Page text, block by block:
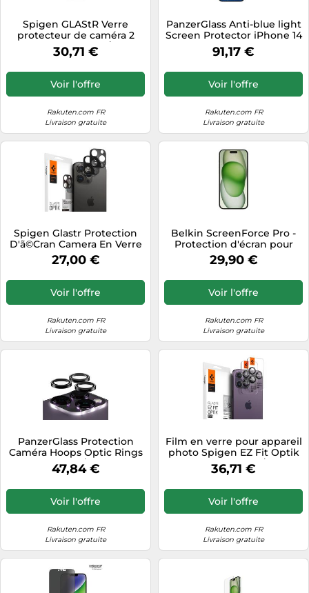
Tondeuses cheveux & barbe
Téléphonie
Téléviseurs
Télévision & vidéo
Électroménager
Spigen GLAStR Verre
protecteur de caméra 2
pack iPhone 17 Pro / 17 Pro
Max / 16 Pro / 16 Pro Max / 15
Pro Max Argent
30,71 €
Voir l'offre
Rakuten.com FR
Livraison gratuite
PanzerGlass Anti-blue light
Screen Protector iPhone 14
Plus 13 Pro Max Ultra-Wide
Fit w. EasyAligner
transparent Apple pour
Apple - iPhone 14 Plus, -
91,17 €
Voir l'offre
Rakuten.com FR
Livraison gratuite
Spigen Glastr Protection
D'ã©Cran Camera En Verre
Trempã© Iphone 14 Pro / 14
Pro Max Noir
27,00 €
Voir l'offre
Rakuten.com FR
Livraison gratuite
Belkin ScreenForce Pro -
Protection d'écran pour
téléphone portable - 2.5D -
verre - avec filtre de
confidentialité - verre -
pour Apple iPhone 14 Pro
Max, 15 Plus
29,90 €
Voir l'offre
Rakuten.com FR
Livraison gratuite
PanzerGlass Protection
Caméra Hoops Optic Rings
iPhone 14 Pro / 14 Pro Max
47,84 €
Voir l'offre
Rakuten.com FR
Livraison gratuite
Film en verre pour appareil
photo Spigen EZ Fit Optik
Pro iPhone 15 Pro / 15 Pro
Max / 14 Pro / 14 Pro Max
36,71 €
Voir l'offre
Rakuten.com FR
Livraison gratuite